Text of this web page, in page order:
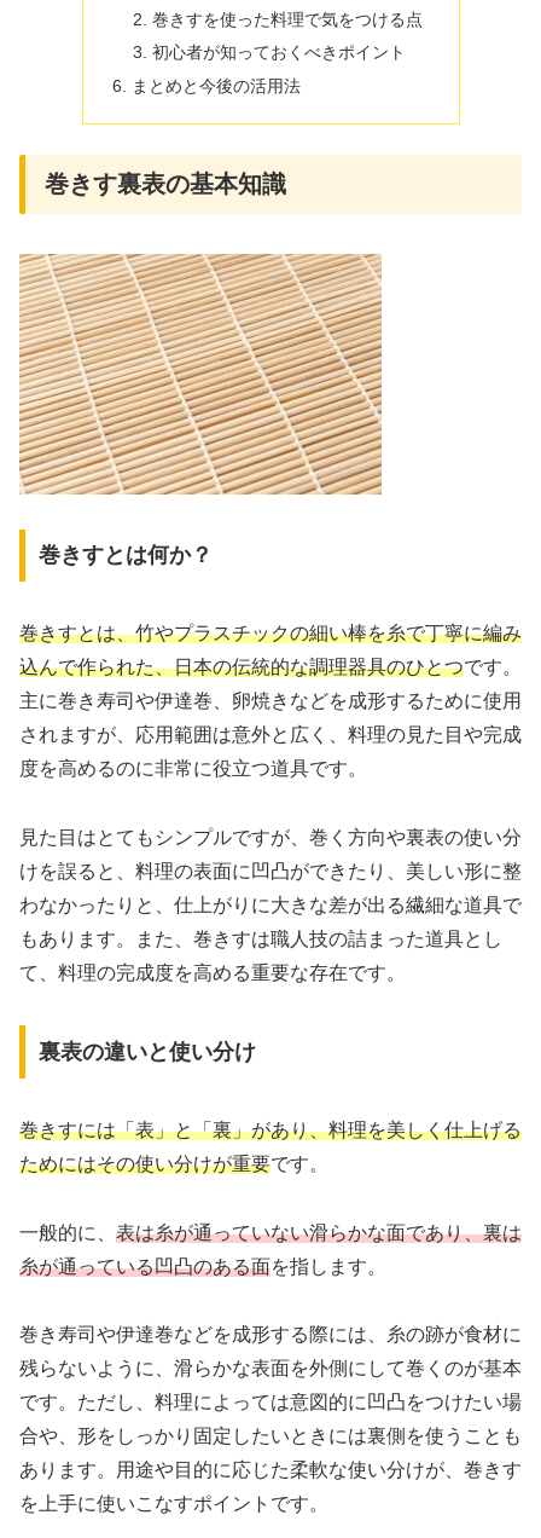
巻きすを使った料理で気をつける点
初心者が知っておくべきポイント
まとめと今後の活用法
巻きす裏表の基本知識
巻きすとは何か？
巻きすとは、竹やプラスチックの細い棒を糸で丁寧に編み
込んで作られた、日本の伝統的な調理器具のひとつです。
主に巻き寿司や伊達巻、卵焼きなどを成形するために使用
されますが、応用範囲は意外と広く、料理の見た目や完成
度を高めるのに非常に役立つ道具です。
見た目はとてもシンプルですが、巻く方向や裏表の使い分
けを誤ると、料理の表面に凹凸ができたり、美しい形に整
わなかったりと、仕上がりに大きな差が出る繊細な道具で
もあります。また、巻きすは職人技の詰まった道具とし
て、料理の完成度を高める重要な存在です。
裏表の違いと使い分け
巻きすには「表」と「裏」があり、料理を美しく仕上げる
ためにはその使い分けが重要です。
一般的に、 表は糸が通っていない滑らかな面であり、裏は
糸が通っている凹凸のある面を指します。
巻き寿司や伊達巻などを成形する際には、糸の跡が食材に
残らないように、滑らかな表面を外側にして巻くのが基本
です。ただし、料理によっては意図的に凹凸をつけたい場
合や、形をしっかり固定したいときには裏側を使うことも
あります。用途や目的に応じた柔軟な使い分けが、巻きす
を上手に使いこなすポイントです。